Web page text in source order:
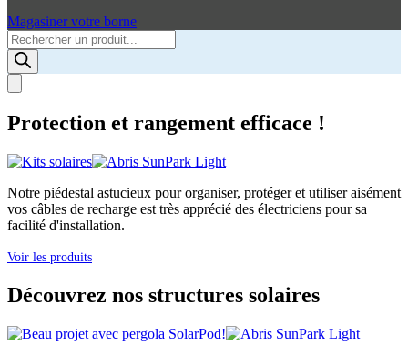
Magasiner votre borne
Products
search
Protection et rangement efficace !
Notre piédestal astucieux pour organiser, protéger et utiliser aisément
vos câbles de recharge est très apprécié des électriciens pour sa
facilité d'installation.
Voir les produits
Découvrez nos structures solaires